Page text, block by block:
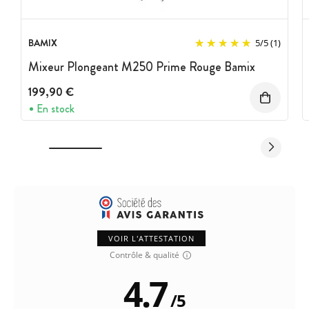
BAMIX 5/5(1)
Mixeur Plongeant M250 Prime Rouge Bamix
199,90 €
En stock
VOIR L'ATTESTATION
Contrôle & qualité
4.7/5